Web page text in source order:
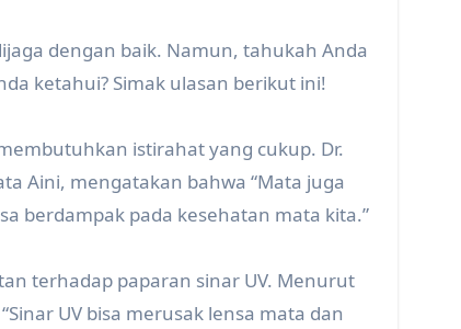
dengan baik. Namun, tahukah Anda
ketahui? Simak ulasan berikut ini!
istirahat yang cukup. Dr.
Aini, mengatakan bahwa “Mata juga
berdampak pada kesehatan mata kita.”
terhadap paparan sinar UV. Menurut
UV bisa merusak lensa mata dan